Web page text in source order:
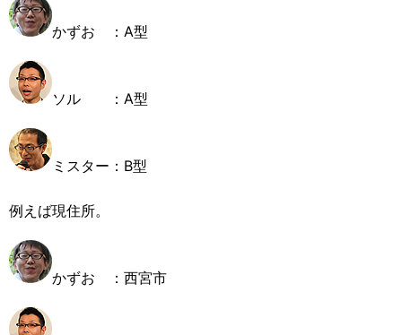
かずお ：A型
ソル ：A型
ミスター：B型
例えば現住所。
かずお ：西宮市